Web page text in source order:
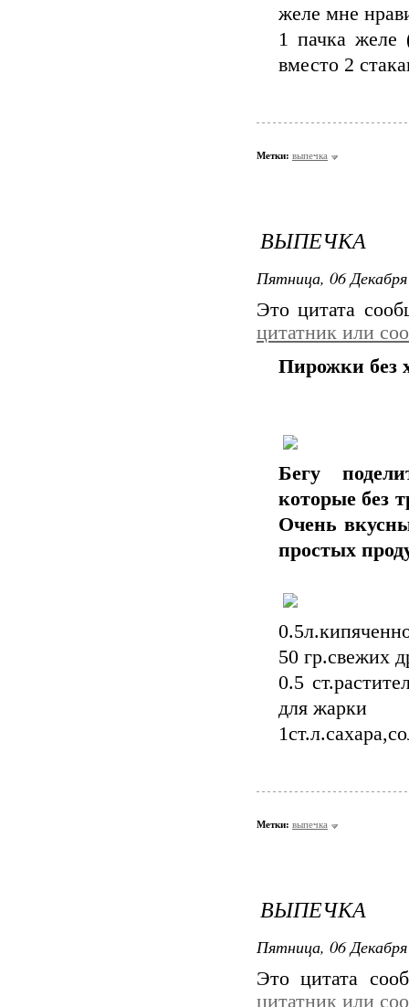
желе мне
1 пачка желе
вместо 2
Метки: выпечка
ВЫПЕЧКА
Пятница, 06
Это цитата
цитатник или
Пирожки без
Бегу
которые без
Очень
простых
50 гр.свежих
0.5
для жарки
Метки: выпечка
ВЫПЕЧКА
Пятница, 06
Это цитата
цитатник или